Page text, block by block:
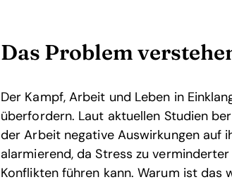
Das Problem
Der Kampf, Arbeit und Leben in
überfordern. Laut aktuellen Studien
der Arbeit negative Auswirkungen auf
alarmierend, da Stress zu
Konflikten führen kann. Warum ist